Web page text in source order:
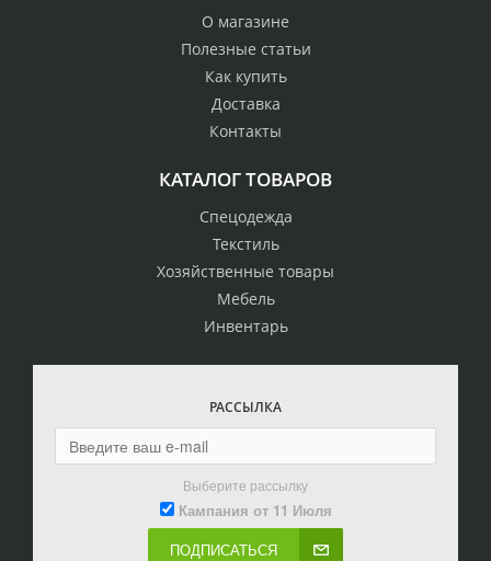
О магазине
Полезные статьи
Как купить
Доставка
Контакты
КАТАЛОГ ТОВАРОВ
Спецодежда
Текстиль
Хозяйственные товары
Мебель
Инвентарь
РАССЫЛКА
Выберите рассылку
Кампания от 11 Июля
ПОДПИСАТЬСЯ